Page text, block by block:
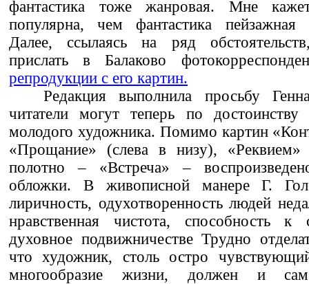
фантастика тоже жанровая. Мне
популярна, чем фантастика пейзажная
Далее, ссылаясь на ряд
прислать в Балаково
репродукции с его картин.
Редакция выполнила просьбу
читатели могут теперь по достоинству
молодого художника. Помимо картин
«Прощание» (слева в низу),
полотно – «Встреча» –
обложки. В живописной манере Г.
лиричность, одухотворенность людей
нравственная чистота, способность к
духовное подвижничестве Трудно
что художник, столь остро
многообразие жизни, должен и